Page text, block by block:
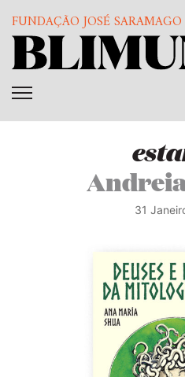
FUNDAÇÃO JOSÉ SARAMAGO
31